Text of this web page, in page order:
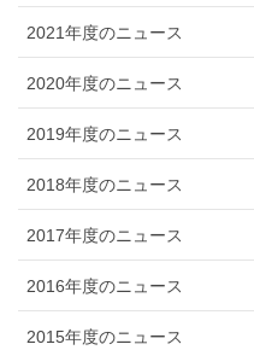
2021年度のニュース
2020年度のニュース
2019年度のニュース
2018年度のニュース
2017年度のニュース
2016年度のニュース
2015年度のニュース